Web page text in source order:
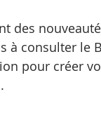
des
à consulter
pour créer